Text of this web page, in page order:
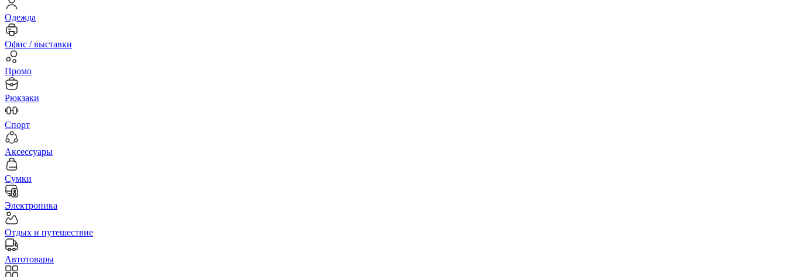
Одежда
Офис / выставки
Промо
Рюкзаки
Спорт
Аксессуары
Сумки
Электроника
Отдых и путешествие
Автотовары